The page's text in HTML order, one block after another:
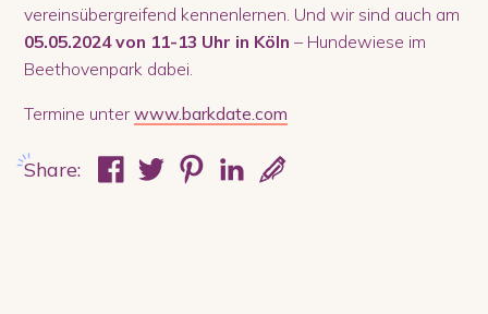
vereinsübergreifend kennenlernen. Und wir sind auch am
05.05.2024 von 11-13 Uhr in Köln – Hundewiese im
Beethovenpark dabei.
Termine unterwww.barkdate.com
Share: